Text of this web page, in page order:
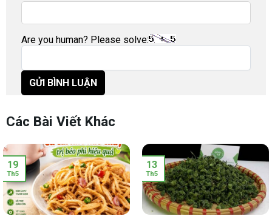
Are you human? Please solve:
Các Bài Viết Khác
19
Th5
13
Th5